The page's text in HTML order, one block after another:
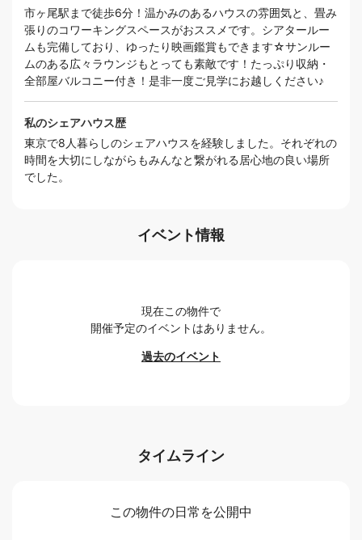
市ヶ尾駅まで徒歩6分！温かみのあるハウスの雰囲気と、畳み
張りのコワーキングスペースがおススメです。シアタールー
ムも完備しており、ゆったり映画鑑賞もできます☆サンルー
ムのある広々ラウンジもとっても素敵です！たっぷり収納・
全部屋バルコニー付き！是非一度ご見学にお越しください♪
私のシェアハウス歴
東京で8人暮らしのシェアハウスを経験しました。それぞれの
時間を大切にしながらもみんなと繋がれる居心地の良い場所
でした。
イベント情報
現在この物件で
開催予定のイベントはありません。
過去のイベント
タイムライン
この物件の日常を公開中